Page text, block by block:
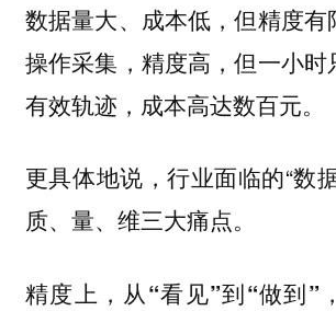
数据量大、成本低，但精度有
操作采集，精度高，但一小时
有效轨迹，成本高达数百元。
更具体地说，行业面临的“数
质、量、维三大痛点。
精度上，从“看见”到“做到”